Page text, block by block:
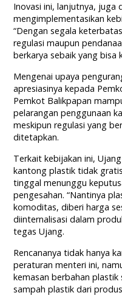
Inovasi ini, lanjutnya, juga
mengimplementasikan
“Dengan segala
regulasi maupun
berkarya sebaik yang bisa
Mengenai upaya
apresiasinya kepada
Pemkot Balikpapan
pelarangan penggunaan
meskipun regulasi yang
ditetapkan.
Terkait kebijakan ini,
kantong plastik tidak
tinggal menunggu
pengesahan. “Nantinya
komoditas, diberi harga
diinternalisasi dalam
tegas Ujang.
Rencananya tidak hanya
peraturan menteri ini,
kemasan berbahan
sampah plastik dari